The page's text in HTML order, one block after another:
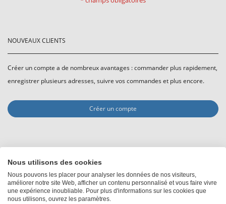
NOUVEAUX CLIENTS
Créer un compte a de nombreux avantages : commander plus rapidement,
enregistrer plusieurs adresses, suivre vos commandes et plus encore.
Créer un compte
Tous les prix incluent la TVA, plus
Nous utilisons des cookies
Nous pouvons les placer pour analyser les données de nos visiteurs,
améliorer notre site Web, afficher un contenu personnalisé et vous faire vivre
une expérience inoubliable. Pour plus d'informations sur les cookies que
nous utilisons, ouvrez les paramètres.